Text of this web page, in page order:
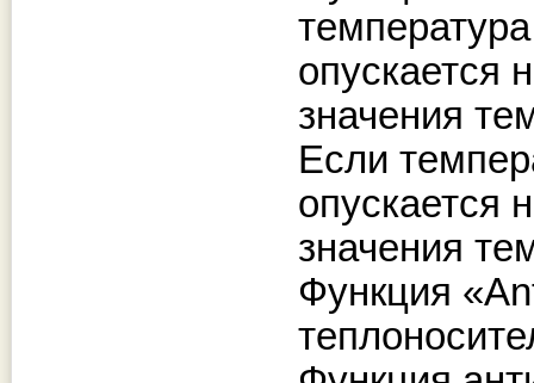
опускается
значения
Если
опускается
значения
Функция